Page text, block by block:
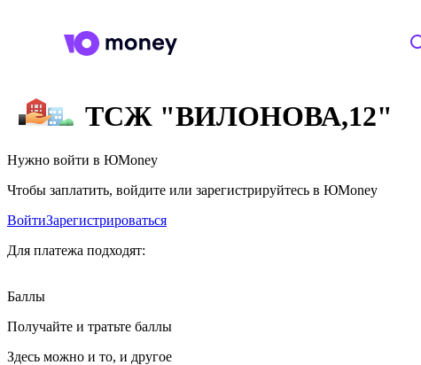
ТСЖ "ВИЛОНОВА,12"
Нужно войти в ЮMoney
Чтобы заплатить, войдите или зарегистрируйтесь в ЮMoney
ВойтиЗарегистрироваться
Для платежа подходят:
Баллы
Получайте и тратьте баллы
Здесь можно и то, и другое